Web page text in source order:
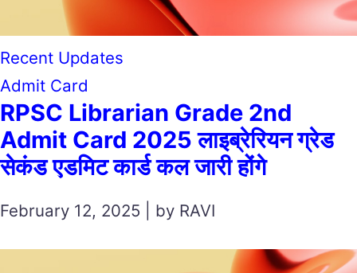
Recent Updates
Admit Card
RPSC Librarian Grade 2nd
Admit Card 2025 लाइब्रेरियन ग्रेड
सेकंड एडमिट कार्ड कल जारी होंगे
February 12, 2025 | by RAVI